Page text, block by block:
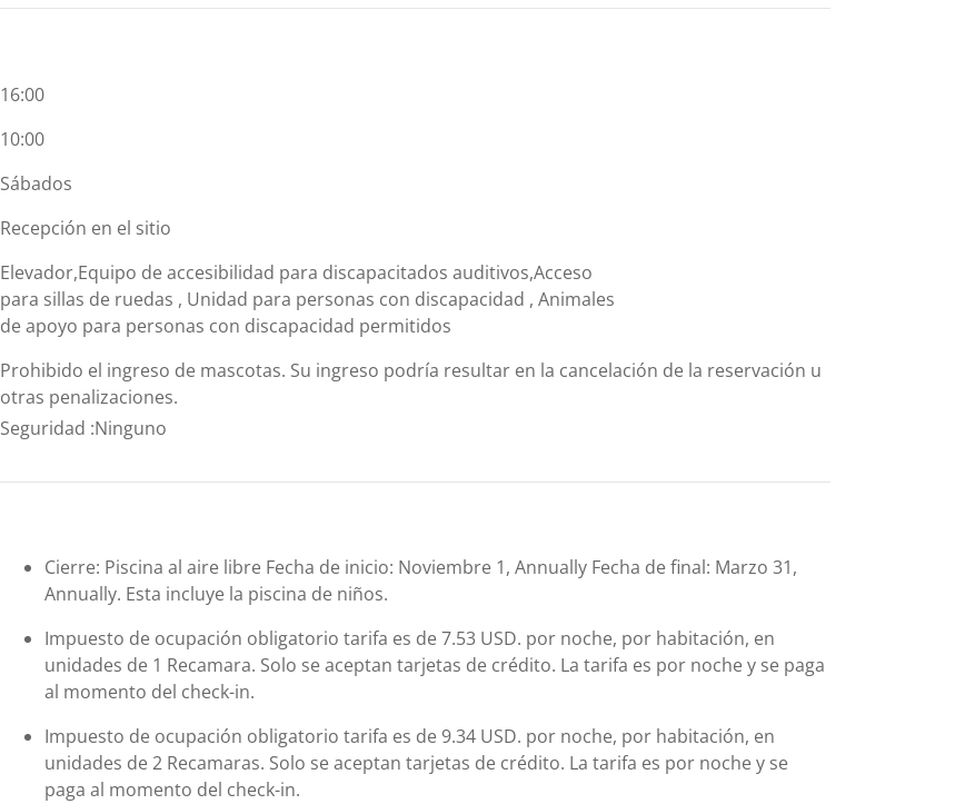
16:00
10:00
Sábados
Recepción en el sitio
Elevador,Equipo de accesibilidad para discapacitados auditivos,Acceso
para sillas de ruedas , Unidad para personas con discapacidad , Animales
de apoyo para personas con discapacidad permitidos
Prohibido el ingreso de mascotas. Su ingreso podría resultar en la cancelación de la reservación u
otras penalizaciones.
Seguridad :Ninguno
Cierre: Piscina al aire libre Fecha de inicio: Noviembre 1, Annually Fecha de final: Marzo 31,
Annually. Esta incluye la piscina de niños.
Impuesto de ocupación obligatorio tarifa es de 7.53 USD. por noche, por habitación, en
unidades de 1 Recamara. Solo se aceptan tarjetas de crédito. La tarifa es por noche y se paga
al momento del check-in.
Impuesto de ocupación obligatorio tarifa es de 9.34 USD. por noche, por habitación, en
unidades de 2 Recamaras. Solo se aceptan tarjetas de crédito. La tarifa es por noche y se
paga al momento del check-in.